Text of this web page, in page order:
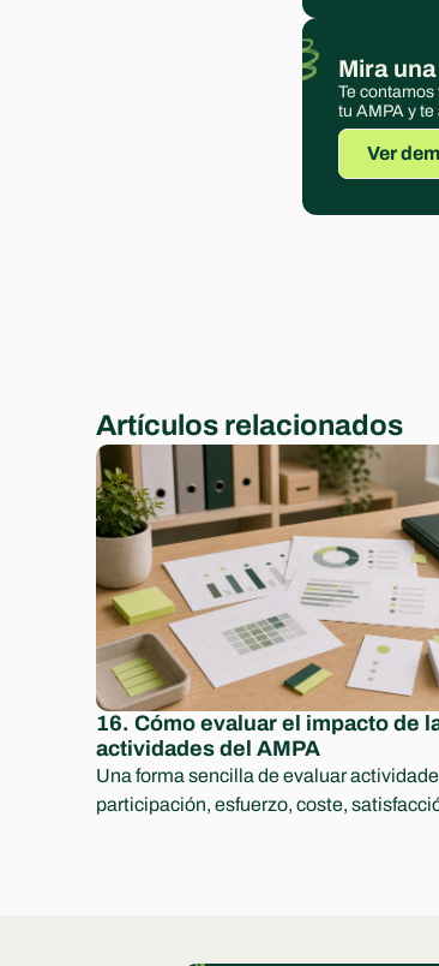
Mira
Te
tu AMPA y
Ver
Artículos relacionados
16. Cómo evaluar el impacto de
actividades del AMPA
Una forma sencilla de evaluar
participación, esfuerzo, coste,